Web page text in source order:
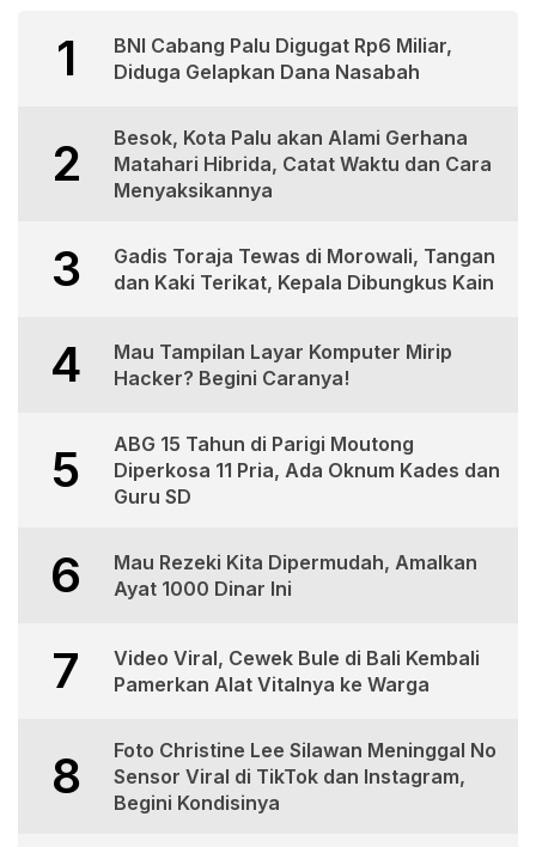
1
BNI Cabang Palu Digugat Rp6 Miliar,
Diduga Gelapkan Dana Nasabah
2
Besok, Kota Palu akan Alami Gerhana
Matahari Hibrida, Catat Waktu dan Cara
Menyaksikannya
3
Gadis Toraja Tewas di Morowali, Tangan
dan Kaki Terikat, Kepala Dibungkus Kain
4
Mau Tampilan Layar Komputer Mirip
Hacker? Begini Caranya!
5
ABG 15 Tahun di Parigi Moutong
Diperkosa 11 Pria, Ada Oknum Kades dan
Guru SD
6
Mau Rezeki Kita Dipermudah, Amalkan
Ayat 1000 Dinar Ini
7
Video Viral, Cewek Bule di Bali Kembali
Pamerkan Alat Vitalnya ke Warga
8
Foto Christine Lee Silawan Meninggal No
Sensor Viral di TikTok dan Instagram,
Begini Kondisinya